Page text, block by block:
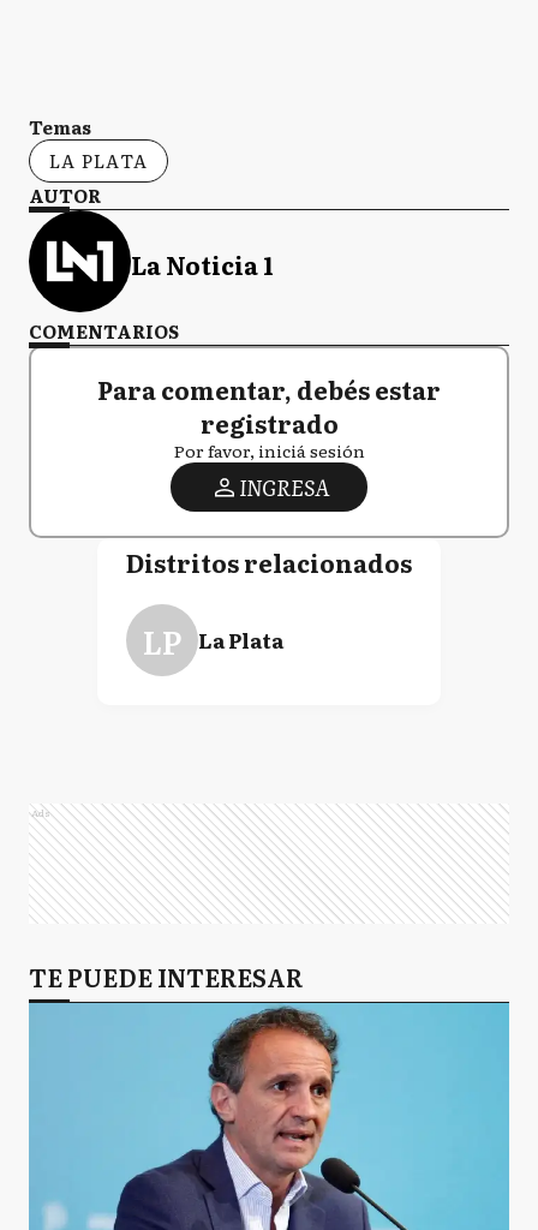
Temas
LA PLATA
AUTOR
La Noticia 1
COMENTARIOS
Para comentar, debés estar
registrado
Por favor, iniciá sesión
INGRESA
Distritos relacionados
LP La Plata
Ads
TE PUEDE INTERESAR